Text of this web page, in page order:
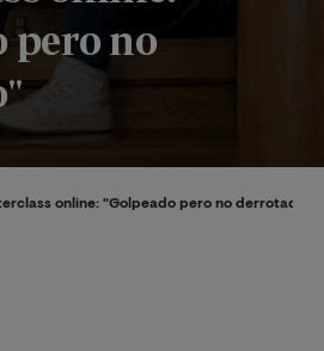
pero no
online: "Golpeado pero no derrotado"